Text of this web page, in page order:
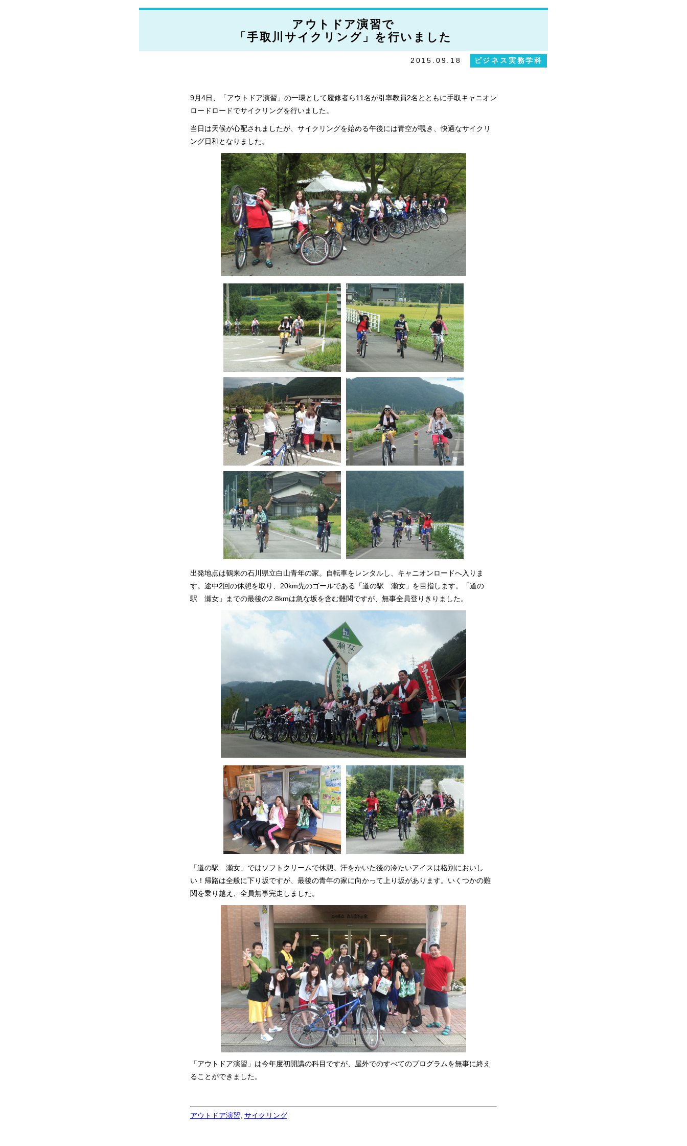
アウトドア演習で
「手取川サイクリング」を行いました
2015.09.18 ビジネス実務学科
9月4日、「アウトドア演習」の一環として履修者ら11名が引率教員2名とともに手取キャニオン
ロードロードでサイクリングを行いました。
当日は天候が心配されましたが、サイクリングを始める午後には青空が覗き、快適なサイクリ
ング日和となりました。
出発地点は鶴来の石川県立白山青年の家。自転車をレンタルし、キャニオンロードへ入りま
す。途中2回の休憩を取り、20km先のゴールである「道の駅 瀬女」を目指します。「道の
駅 瀬女」までの最後の2.8kmは急な坂を含む難関ですが、無事全員登りきりました。
「道の駅 瀬女」ではソフトクリームで休憩。汗をかいた後の冷たいアイスは格別においし
い！帰路は全般に下り坂ですが、最後の青年の家に向かって上り坂があります。いくつかの難
関を乗り越え、全員無事完走しました。
「アウトドア演習」は今年度初開講の科目ですが、屋外でのすべてのプログラムを無事に終え
ることができました。
アウトドア演習 サイクリング